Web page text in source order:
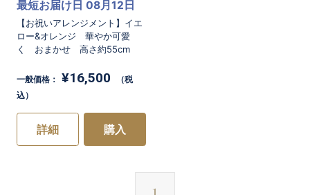
【お祝いアレンジメント】イエ
ロー&オレンジ 華やか可愛
く おまかせ 高さ約55cm
最短お届け日 08月12日
一般価格： ¥16,500
（税
込）
詳細 購入